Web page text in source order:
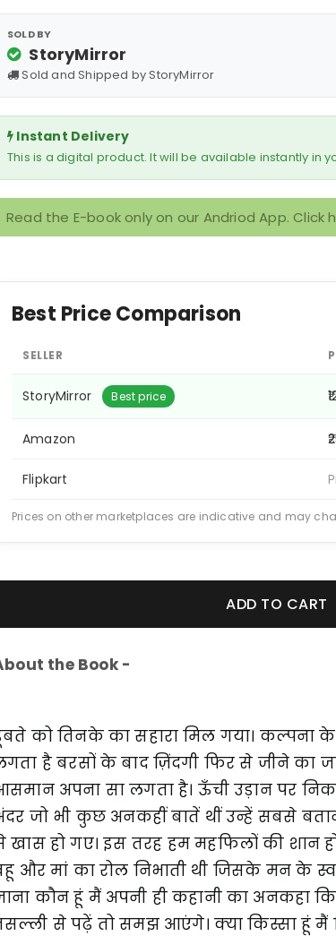
SOLD BY
StoryMirror
Sold and Shipped by StoryMirror
Instant Delivery
This is a digital product. It will be available instantly in
Read the E-book only on our Andriod App.
Best Price Comparison
SELLER
StoryMirror Best price
Amazon
Flipkart
Prices on other marketplaces are indicative and may
ADD TO CART
the Book -
को तिनके का सहारा मिल गया। कल्पना
है बरसों के बाद ज़िंदगी फिर से जीने का
अपना सा लगता है। ऊँची उड़ान पर
जो भी कुछ अनकहीं बातें थीं उन्हें सबसे
खास हो गए। इस तरह हम महफिलों की शान
और मां का रोल निभाती थी जिसके मन के
कौन हूं मैं अपनी ही कहानी का अनकहा
से पढ़ें तो समझ आएंगे। क्या किस्सा हूं मैं